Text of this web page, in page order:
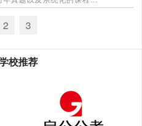
高效学习银行从业资格知
教育帮助学员高效学习，通
2 3
校推荐